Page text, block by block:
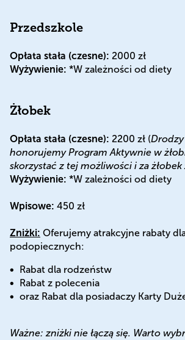
Przedszkole
Opłata stała (czesne): 2000 zł
Wyżywienie: *W zależności od diety
Żłobek
Opłata stała (czesne): 2200 zł (Drodzy
honorujemy Program Aktywnie w
skorzystać z tej możliwości i za żłobek
Wyżywienie: *W zależności od diety
Wpisowe: 450 zł
Zniżki: Oferujemy atrakcyjne rabaty
podopiecznych:
Rabat dla rodzeństw
Rabat z polecenia
oraz Rabat dla posiadaczy Karty
Ważne: zniżki nie łączą się. Warto